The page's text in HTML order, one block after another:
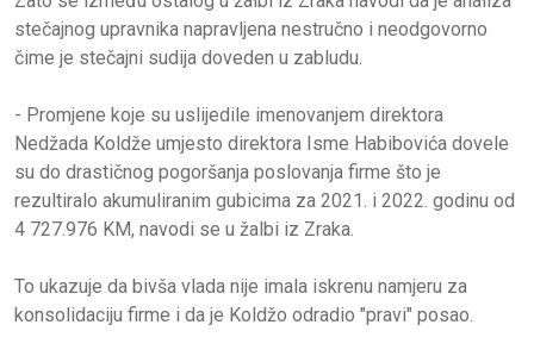
stečajnog upravnika napravljena nestručno i neodgovorno
čime je stečajni sudija doveden u zabludu.
- Promjene koje su uslijedile imenovanjem direktora
Nedžada Koldže umjesto direktora Isme Habibovića dovele
su do drastičnog pogoršanja poslovanja firme što je
rezultiralo akumuliranim gubicima za 2021. i 2022. godinu od
4 727.976 KM, navodi se u žalbi iz Zraka.
To ukazuje da bivša vlada nije imala iskrenu namjeru za
konsolidaciju firme i da je Koldžo odradio "pravi" posao.